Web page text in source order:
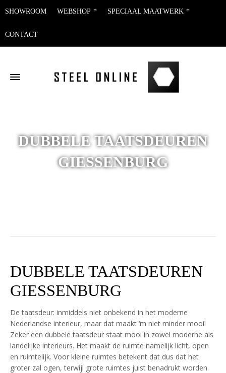
SHOWROOM WEBSHOP SPECIAAL MAATWERK
CONTACT
DUBBELE TAATSDEUREN
GIESSENBURG
DUBBELE TAATSDEUREN
GIESSENBURG
De taatsdeur: inmiddels niet onbekend in het moderne
Nederlandse interieur, maar dat maakt ‘m niet minder mooi!
Zeker een dubbele taatsdeur staat mooi in zowel moderne als
landelijke interieurs. Het maakt de ruimte namelijk licht, open
en ruimtelijk. Voor kleine ruimtes betekent dat dus dat het
groter zal ogen, terwijl grote ruimtes juist benadrukt worden.